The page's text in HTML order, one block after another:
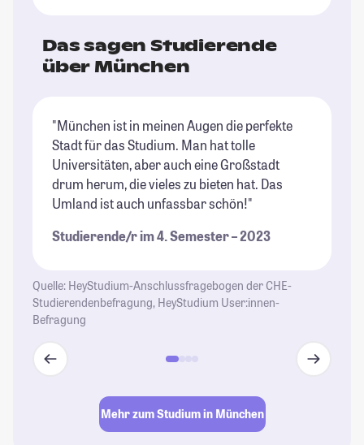
Das sagen Studierende
über München
"München ist in meinen Augen die perfekte
Stadt für das Studium. Man hat tolle
Universitäten, aber auch eine Großstadt
drum herum, die vieles zu bieten hat. Das
Umland ist auch unfassbar schön!"
Studierende/r im 4. Semester – 2023
Quelle: HeyStudium-Anschlussfragebogen der CHE-
Studierendenbefragung, HeyStudium User:innen-
Befragung
Mehr zum Studium in München